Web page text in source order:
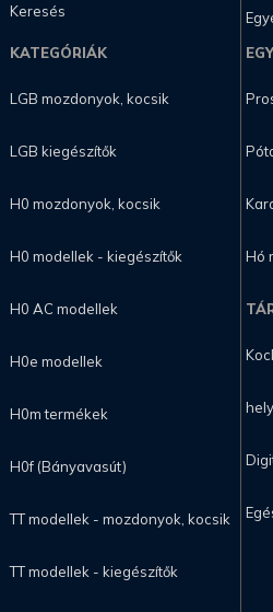
Keresés
KATEGÓRIÁK
LGB mozdonyok, kocsik
LGB kiegészítők
H0 mozdonyok, kocsik
H0 modellek - kiegészítők
H0 AC modellek
H0e modellek
H0m termékek
H0f (Bányavasút)
TT modellek - mozdonyok, kocsik
TT modellek - kiegészítők
Hó